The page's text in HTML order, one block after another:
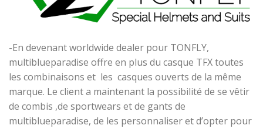
-En devenant worldwide dealer pour TONFLY,
multiblueparadise offre en plus du casque TFX toutes
les combinaisons et les casques ouverts de la même
marque. Le client a maintenant la possibilité de se vêtir
de combis ,de sportwears et de gants de
multiblueparadise, de les personnaliser et d’opter pour